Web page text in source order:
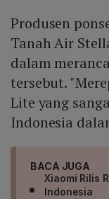
Produsen
Tanah Air
dalam
tersebut.
Lite yang
Indonesia
BACA JUGA
Xiaomi Rilis
Indonesia